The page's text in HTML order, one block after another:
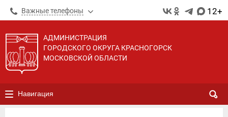
Важные телефоны 12+
АДМИНИСТРАЦИЯ
ГОРОДСКОГО ОКРУГА КРАСНОГОРСК
МОСКОВСКОЙ ОБЛАСТИ
Навигация